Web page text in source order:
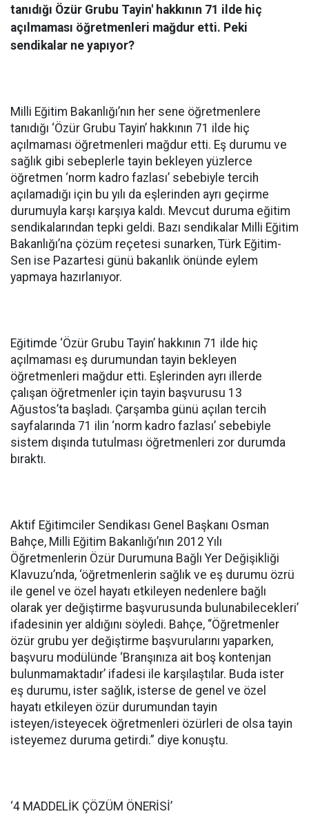
tanıdığı Özür Grubu Tayin' hakkının 71 ilde hiç
açılmaması öğretmenleri mağdur etti. Peki
sendikalar ne yapıyor?
Milli Eğitim Bakanlığı’nın her sene öğretmenlere
tanıdığı ‘Özür Grubu Tayin’ hakkının 71 ilde hiç
açılmaması öğretmenleri mağdur etti. Eş durumu ve
sağlık gibi sebeplerle tayin bekleyen yüzlerce
öğretmen ‘norm kadro fazlası’ sebebiyle tercih
açılamadığı için bu yılı da eşlerinden ayrı geçirme
durumuyla karşı karşıya kaldı. Mevcut duruma eğitim
sendikalarından tepki geldi. Bazı sendikalar Milli Eğitim
Bakanlığı’na çözüm reçetesi sunarken, Türk Eğitim-
Sen ise Pazartesi günü bakanlık önünde eylem
yapmaya hazırlanıyor.
Eğitimde ‘Özür Grubu Tayin’ hakkının 71 ilde hiç
açılmaması eş durumundan tayin bekleyen
öğretmenleri mağdur etti. Eşlerinden ayrı illerde
çalışan öğretmenler için tayin başvurusu 13
Ağustos’ta başladı. Çarşamba günü açılan tercih
sayfalarında 71 ilin ‘norm kadro fazlası’ sebebiyle
sistem dışında tutulması öğretmenleri zor durumda
bıraktı.
Aktif Eğitimciler Sendikası Genel Başkanı Osman
Bahçe, Milli Eğitim Bakanlığı’nın 2012 Yılı
Öğretmenlerin Özür Durumuna Bağlı Yer Değişikliği
Klavuzu’nda, ‘öğretmenlerin sağlık ve eş durumu özrü
ile genel ve özel hayatı etkileyen nedenlere bağlı
olarak yer değiştirme başvurusunda bulunabilecekleri’
ifadesinin yer aldığını söyledi. Bahçe, “Öğretmenler
özür grubu yer değiştirme başvurularını yaparken,
başvuru modülünde ‘Branşınıza ait boş kontenjan
bulunmamaktadır’ ifadesi ile karşılaştılar. Buda ister
eş durumu, ister sağlık, isterse de genel ve özel
hayatı etkileyen özür durumundan tayin
isteyen/isteyecek öğretmenleri özürleri de olsa tayin
isteyemez duruma getirdi.” diye konuştu.
‘4 MADDELİK ÇÖZÜM ÖNERİSİ’